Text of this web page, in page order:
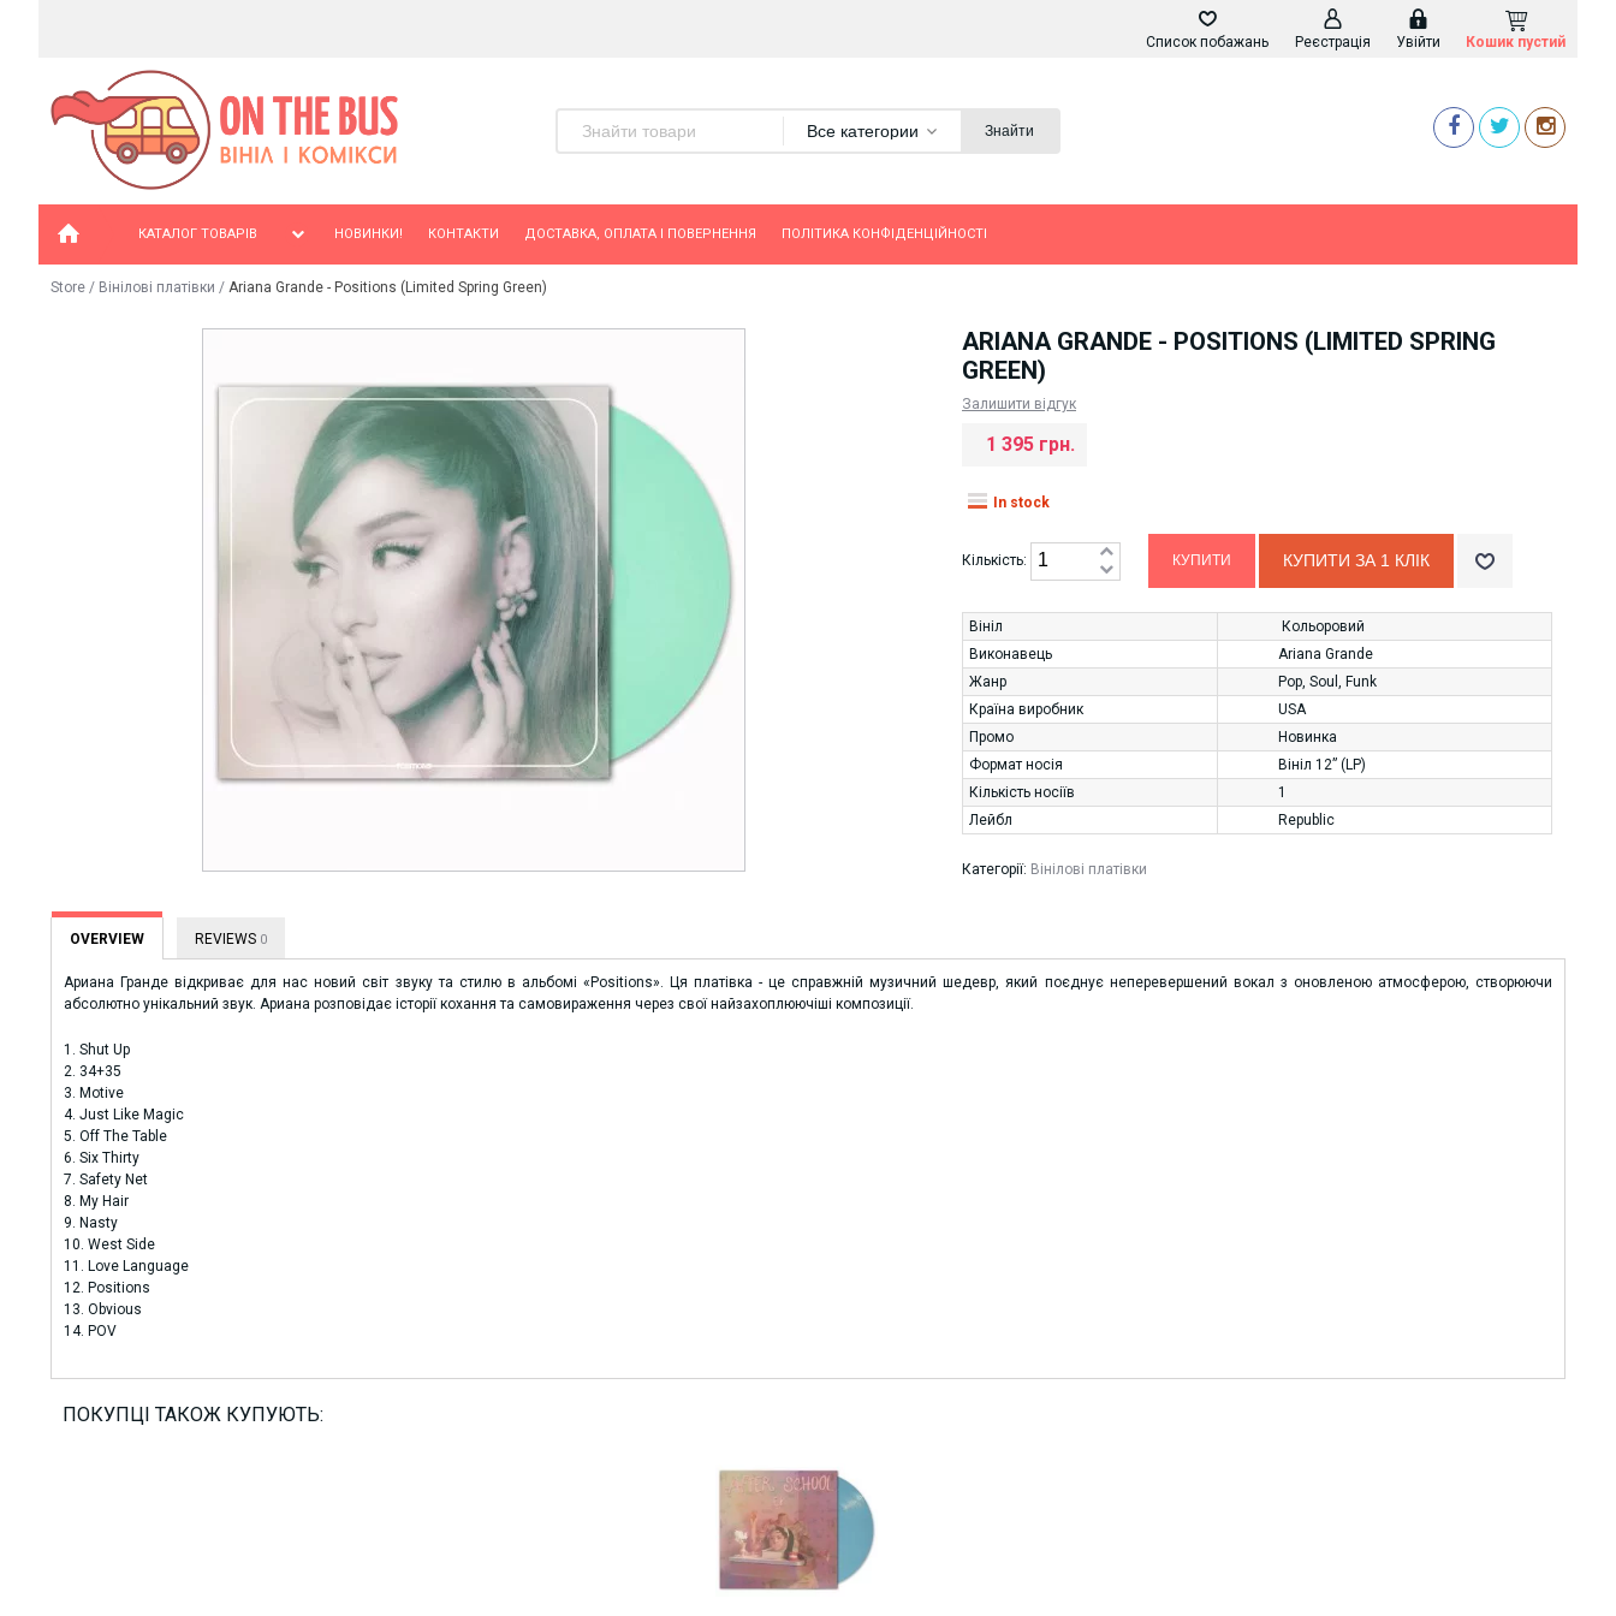
Кошик пустий
Увійти
Реєстрація
Список побажань
Все категории Знайти
КАТАЛОГ ТОВАРІВ НОВИНКИ! КОНТАКТИ ДОСТАВКА, ОПЛАТА І ПОВЕРНЕННЯ ПОЛІТИКА КОНФІДЕНЦІЙНОСТІ
Store / Вінілові платівки / Ariana Grande - Positions (Limited Spring Green)
ARIANA GRANDE - POSITIONS (LIMITED SPRING
GREEN)
Залишити відгук
1 395 грн.
In stock
Кількість: КУПИТИ ЗА 1 КЛIК
Вініл
Кольоровий
Виконавець
Ariana Grande
Жанр
Pop, Soul , Funk
Країна виробник
USA
Промо
Новинка
Формат носія
Вініл 12” (LP)
Кількість носіїв
1
Лейбл
Republic
Категорії: Вінілові платівки
OVERVIEW REVIEWS 0
Ариана Гранде відкриває для нас новий світ звуку та стилю в альбомі «Positions». Ця платівка - це справжній музичний шедевр, який поєднує неперевершений вокал з оновленою атмосферою, створюючи
абсолютно унікальний звук. Ариана розповідає історії кохання та самовираження через свої найзахоплюючіші композиції.
1. Shut Up
2. 34+35
3. Motive
4. Just Like Magic
5. Off The Table
6. Six Thirty
7. Safety Net
8. My Hair
9. Nasty
10. West Side
11. Love Language
12. Positions
13. Obvious
14. POV
ПОКУПЦІ ТАКОЖ КУПУЮТЬ: